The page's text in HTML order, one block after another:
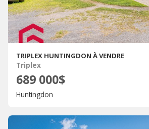
TRIPLEX HUNTINGDON À VENDRE
Triplex
689 000$
Huntingdon